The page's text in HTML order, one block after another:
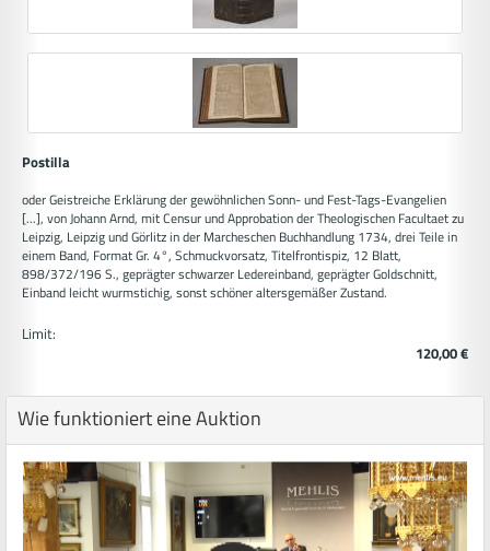
Postilla
oder Geistreiche Erklärung der gewöhnlichen Sonn- und Fest-Tags-Evangelien
[...], von Johann Arnd, mit Censur und Approbation der Theologischen Facultaet zu
Leipzig, Leipzig und Görlitz in der Marcheschen Buchhandlung 1734, drei Teile in
einem Band, Format Gr. 4°, Schmuckvorsatz, Titelfrontispiz, 12 Blatt,
898/372/196 S., geprägter schwarzer Ledereinband, geprägter Goldschnitt,
Einband leicht wurmstichig, sonst schöner altersgemäßer Zustand.
Limit:
120,00 €
Wie funktioniert eine Auktion